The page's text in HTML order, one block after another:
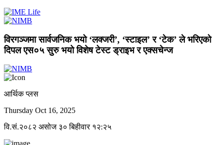
विरगञ्जमा सार्वजनिक भयो ‘लक्जरी’, ‘स्टाइल’ र ‘टेक’ ले भरिएको
दिपल एस०५ सुरु भयो विशेष टेस्ट ड्राइभ र एक्सचेन्ज
आर्थिक प्लस
Thursday Oct 16, 2025
वि.सं.२०८२ असोज ३० बिहीवार १२:२५